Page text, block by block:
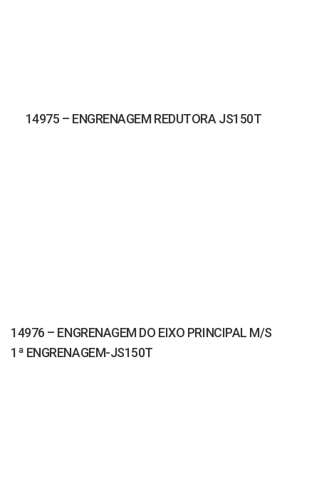
14975 – ENGRENAGEM REDUTORA JS150T
14976 – ENGRENAGEM DO EIXO PRINCIPAL M/S
1ª ENGRENAGEM-JS150T